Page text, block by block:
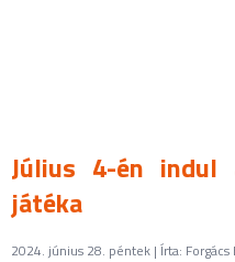
Július 4-én indul
játéka
2024. június 28. péntek | Írta: Forgács